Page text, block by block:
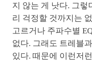
지 않는 게 낫다. 그렇
리 걱정할 것까지는
고르거나 주파수별
없다. 그래도 트레블
있다. 때문에 이런저